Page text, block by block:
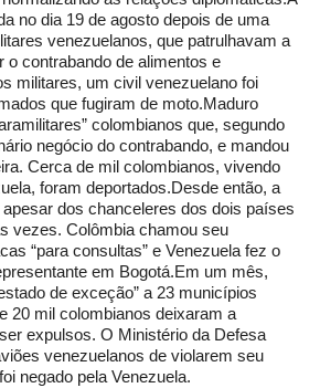
no dia 19 de agosto depois de uma
venezuelanos, que patrulhavam a
o contrabando de alimentos e
militares, um civil venezuelano foi
que fugiram de moto.Maduro
colombianos que, segundo
negócio do contrabando, e mandou
Cerca de mil colombianos, vivendo
foram deportados.Desde então, a
dos chanceleres dos dois países
vezes. Colômbia chamou seu
“para consultas” e Venezuela fez o
em Bogotá.Em um mês,
de exceção” a 23 municípios
20 mil colombianos deixaram a
expulsos. O Ministério da Defesa
venezuelanos de violarem seu
negado pela Venezuela.